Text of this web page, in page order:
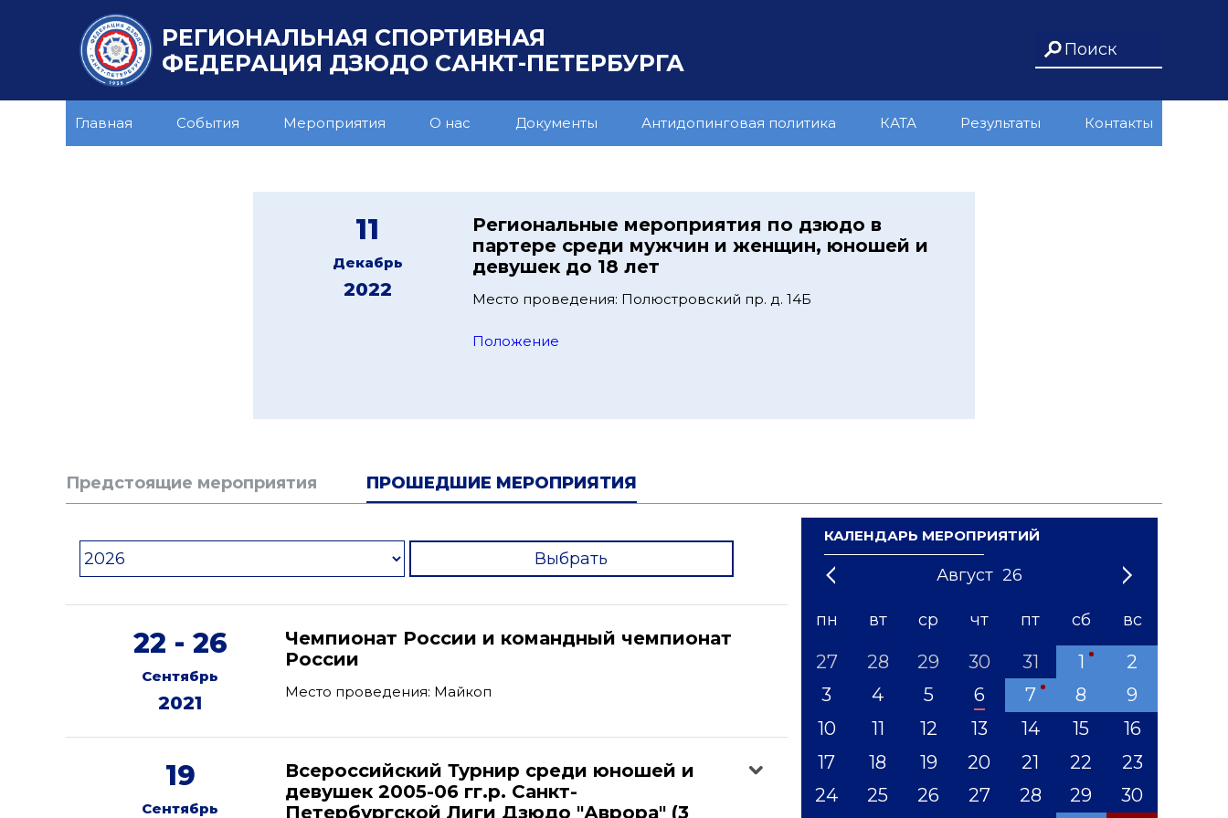
РЕГИОНАЛЬНАЯ СПОРТИВНАЯ
ФЕДЕРАЦИЯ ДЗЮДО САНКТ-ПЕТЕРБУРГА
Главная События Мероприятия О нас Документы Антидопинговая политика КАТА Результаты Контакты
11
Декабрь
2022
Региональные мероприятия по дзюдо в
партере среди мужчин и женщин, юношей и
девушек до 18 лет
Место проведения: Полюстровский пр. д. 14Б
Положение
Предстоящие мероприятия ПРОШЕДШИЕ МЕРОПРИЯТИЯ
Выбрать
22 - 26
Сентябрь
2021
Чемпионат России и командный чемпионат
России
Место проведения: Майкоп
19
Сентябрь
Всероссийский Турнир среди юношей и
девушек 2005-06 гг.р. Санкт-
Петербургской Лиги Дзюдо "Аврора" (3
КАЛЕНДАРЬ МЕРОПРИЯТИЙ
Август 26
1 3 5 8 10 12
'21 '23 '24 '25 '26 '27 '28 '29 '31
пн вт ср чт пт сб вс
27 28 29 30 31 1
2
3
4 5 6 7 8
9
10
11 12 13 14 15
16
17
18 19 20 21 22
23
24
25 26 27 28 29
30